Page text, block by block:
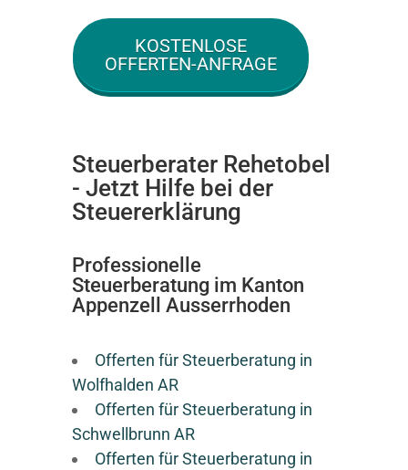
KOSTENLOSE
OFFERTEN-ANFRAGE
Steuerberater Rehetobel
- Jetzt Hilfe bei der
Steuererklärung
Professionelle
Steuerberatung im Kanton
Appenzell Ausserrhoden
Offerten für Steuerberatung in
Wolfhalden AR
Offerten für Steuerberatung in
Schwellbrunn AR
Offerten für Steuerberatung in